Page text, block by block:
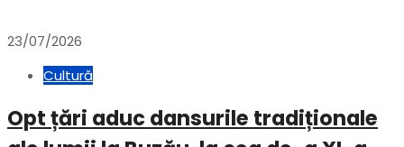
23/07/2026
Cultură
Opt țări aduc dansurile tradiționale